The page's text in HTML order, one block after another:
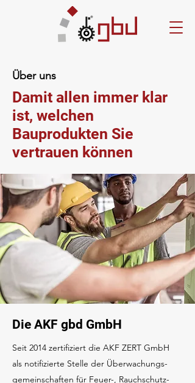
Über uns
Damit allen immer klar
ist, welchen
Bauprodukten Sie
vertrauen können
Die AKF gbd GmbH
Seit 2014 zertifiziert die AKF ZERT GmbH
als notifizierte Stelle der Überwachungs-
gemeinschaften für Feuer-, Rauchschutz-